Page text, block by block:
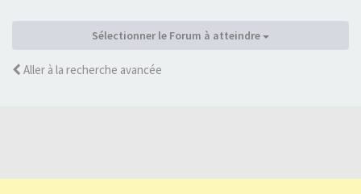
Sélectionner le Forum à atteindre
Aller à la recherche avancée